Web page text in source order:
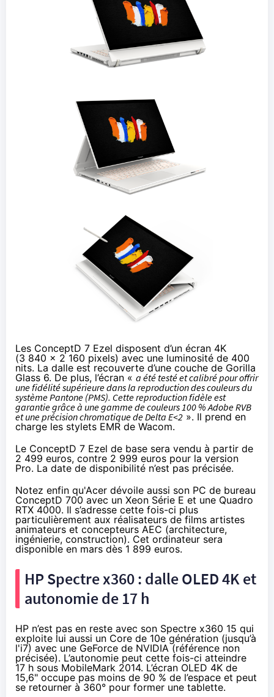
Les ConceptD 7 Ezel disposent d’un écran 4K
(3 840 x 2 160 pixels) avec une luminosité de 400
nits. La dalle est recouverte d’une couche de Gorilla
Glass 6. De plus, l’écran « a été testé et calibré pour offrir
une fidélité supérieure dans la reproduction des couleurs du
système Pantone (PMS). Cette reproduction fidèle est
garantie grâce à une gamme de couleurs 100 % Adobe RVB
et une précision chromatique de Delta E<2 ». Il prend en
charge les stylets EMR de Wacom.
Le ConceptD 7 Ezel de base sera vendu à partir de
2 499 euros, contre 2 999 euros pour la version
Pro. La date de disponibilité n’est pas précisée.
Notez enfin qu'Acer dévoile aussi son PC de bureau
ConceptD 700 avec un Xeon Série E et une Quadro
RTX 4000. Il s’adresse cette fois-ci plus
particulièrement aux réalisateurs de films artistes
animateurs et concepteurs AEC (architecture,
ingénierie, construction). Cet ordinateur sera
disponible en mars dès 1 899 euros.
HP Spectre x360 : dalle OLED 4K et
autonomie de 17 h
HP n’est pas en reste avec son Spectre x360 15 qui
exploite lui aussi un Core de 10e génération (jusqu’à
l'i7) avec une GeForce de NVIDIA (référence non
précisée). L’autonomie peut cette fois-ci atteindre
17 h sous MobileMark 2014. L’écran OLED 4K de
15,6" occupe pas moins de 90 % de l’espace et peut
se retourner à 360° pour former une tablette.